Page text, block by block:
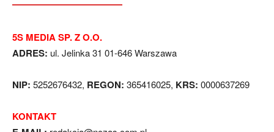
5S MEDIA SP. Z O.O.
ADRES: ul. Jelinka 31 01-646 Warszawa
NIP: 5252676432, REGON: 365416025, KRS: 0000637269
KONTAKT